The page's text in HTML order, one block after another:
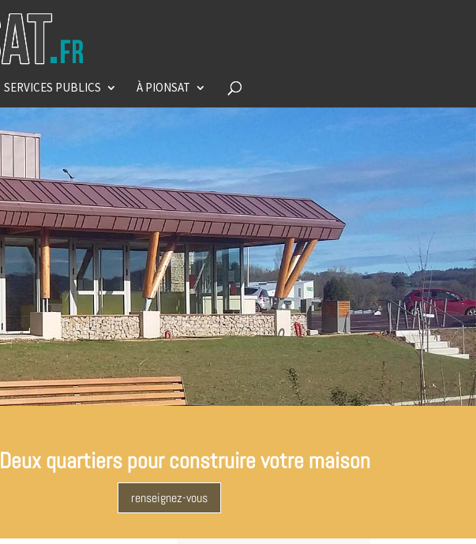
SERVICES PUBLICS À PIONSAT
Deux quartiers pour construire votre maison
renseignez-vous